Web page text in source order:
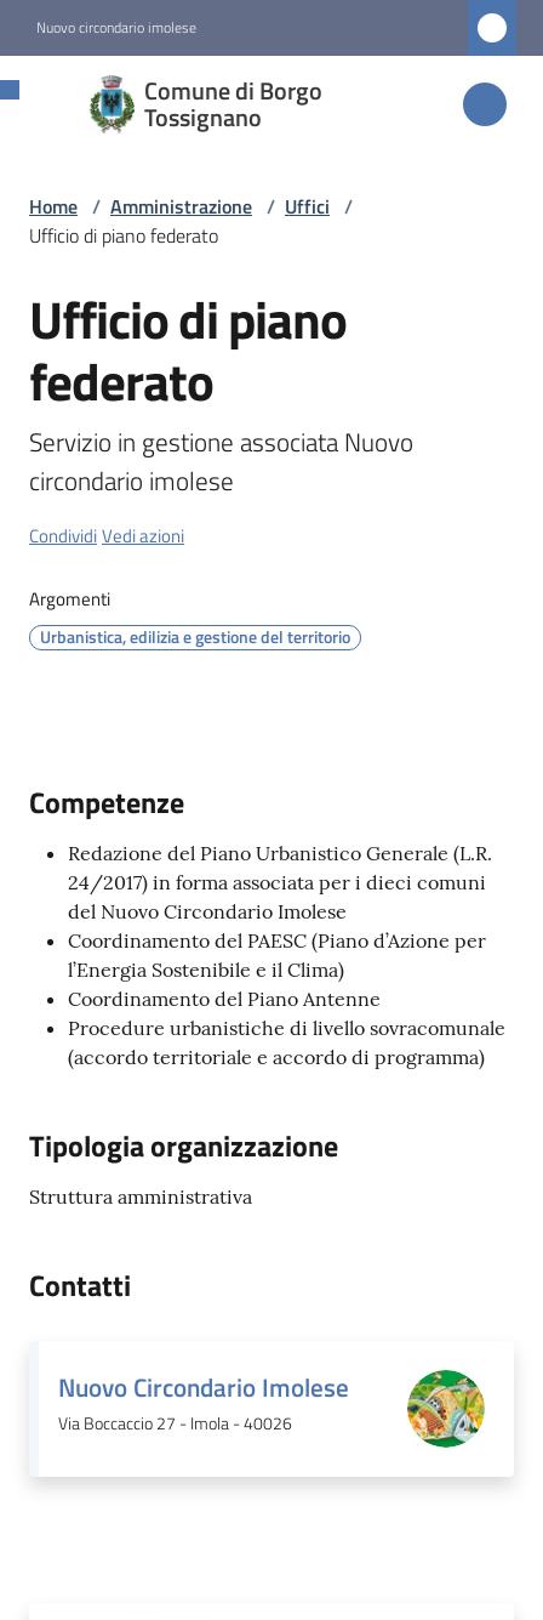
Nuovo circondario imolese
Comune di Borgo
Tossignano
Comune di
Borgo
Novità
Vivere
Tossignano
Prenotazioni
argomenti
Home / Amministrazione / Uffici /
Ufficio di piano federato
Salta al contenuto
Ufficio di piano
federato
Servizio in gestione associata Nuovo
circondario imolese
CondividiVedi azioni
Argomenti
Urbanistica, edilizia e gestione del territorio
Competenze
Redazione del Piano Urbanistico Generale (L.R.
24/2017) in forma associata per i dieci comuni
del Nuovo Circondario Imolese
Coordinamento del PAESC (Piano d’Azione per
l’Energia Sostenibile e il Clima)
Coordinamento del Piano Antenne
Procedure urbanistiche di livello sovracomunale
(accordo territoriale e accordo di programma)
Tipologia organizzazione
Struttura amministrativa
Contatti
Nuovo Circondario Imolese
Via Boccaccio 27 - Imola - 40026